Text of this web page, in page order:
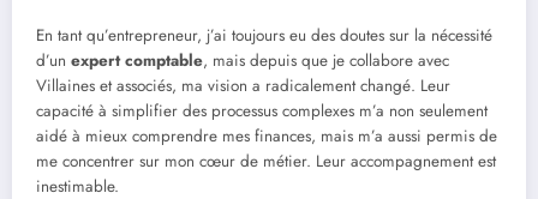
En tant qu’entrepreneur, j’ai toujours eu des doutes sur la nécessité
d’un expert comptable, mais depuis que je collabore avec
Villaines et associés, ma vision a radicalement changé. Leur
capacité à simplifier des processus complexes m’a non seulement
aidé à mieux comprendre mes finances, mais m’a aussi permis de
me concentrer sur mon cœur de métier. Leur accompagnement est
inestimable.